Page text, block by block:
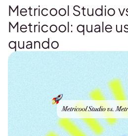
Metricool Studio
Metricool: quale
quando